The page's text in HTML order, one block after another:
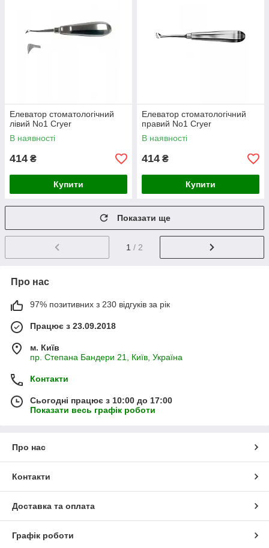
Елеватор стоматологічний
лівий No1 Cryer
В наявності
414 ₴
Купити
Елеватор стоматологічний
правий No1 Cryer
В наявності
414 ₴
Купити
Показати ще
1 / 2
Про нас
97% позитивних з 230 відгуків за рік
Працює з 23.09.2018
м. Київ
пр. Степана Бандери 21, Київ, Україна
Контакти
Сьогодні працює з 10:00 до 17:00
Показати весь графік роботи
Про нас
Контакти
Доставка та оплата
Графік роботи